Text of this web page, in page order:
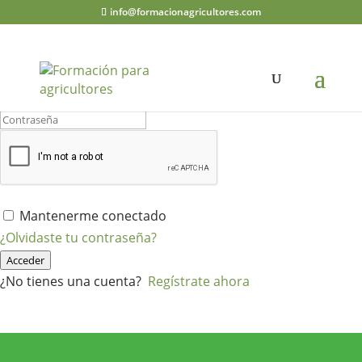
info@formacionagricultores.com
¡Hola, bienvenido de nuevo!
Mantenerme conectado
¿Olvidaste tu contraseña?
Acceder
¿No tienes una cuenta? Regístrate ahora